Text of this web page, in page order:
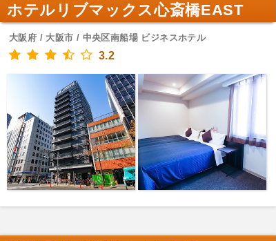
ホテルリブマックス心斎橋EAST
大阪府 / 大阪市 / 中央区南船場 ビジネスホテル
3.2